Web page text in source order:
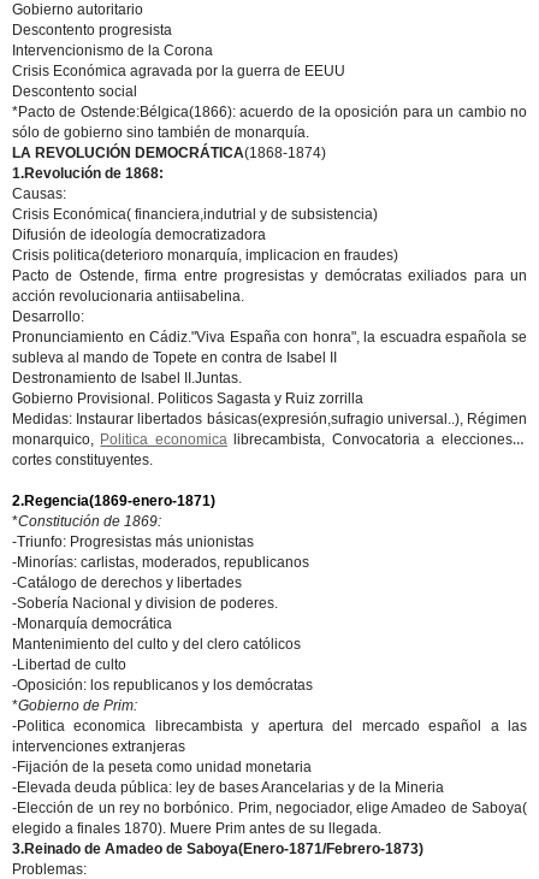
Gobierno autoritario
Descontento progresista
Intervencionismo de la Corona
Crisis Económica agravada por la guerra de EEUU
Descontento social
*Pacto de Ostende:Bélgica(1866): acuerdo de la oposición para un cambio no
sólo de gobierno sino también de monarquía.
LA REVOLUCIÓN DEMOCRÁTICA(1868-1874)
1.Revolución de 1868:
Causas:
Crisis Económica( financiera,indutrial y de subsistencia)
Difusión de ideología democratizadora
Crisis politica(deterioro monarquía, implicacion en fraudes)
Pacto de Ostende, firma entre progresistas y demócratas exiliados para un
acción revolucionaria antiisabelina.
Desarrollo:
Pronunciamiento en Cádiz."Viva España con honra", la escuadra española se
subleva al mando de Topete en contra de Isabel II
Destronamiento de Isabel II.Juntas.
Gobierno Provisional. Politicos Sagasta y Ruiz zorrilla
Medidas: Instaurar libertados básicas(expresión,sufragio universal..), Régimen
monarquico, Politica economicalibrecambista, Convocatoria a elecciones a
cortes constituyentes.
2.Regencia(1869-enero-1871)
*Constitución de 1869:
-Triunfo: Progresistas más unionistas
-Minorías: carlistas, moderados, republicanos
-Catálogo de derechos y libertades
-Sobería Nacional y division de poderes.
-Monarquía democrática
Mantenimiento del culto y del clero católicos
-Libertad de culto
-Oposición: los republicanos y los demócratas
*Gobierno de Prim:
-Politica economica librecambista y apertura del mercado español a las
intervenciones extranjeras
-Fijación de la peseta como unidad monetaria
-Elevada deuda pública: ley de bases Arancelarias y de la Mineria
-Elección de un rey no borbónico. Prim, negociador, elige Amadeo de Saboya(
elegido a finales 1870). Muere Prim antes de su llegada.
3.Reinado de Amadeo de Saboya(Enero-1871/Febrero-1873)
Problemas: